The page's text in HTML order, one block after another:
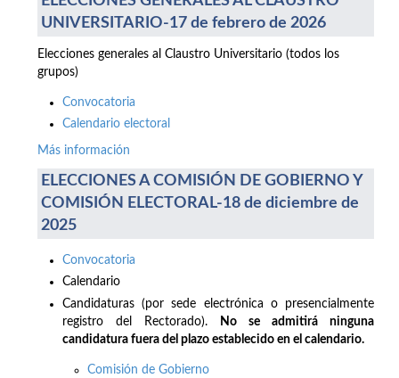
UNIVERSITARIO-17 de febrero de 2026
Elecciones generales al Claustro Universitario (todos los
grupos)
Convocatoria
Calendario electoral
Más información
ELECCIONES A COMISIÓN DE GOBIERNO Y
COMISIÓN ELECTORAL-18 de diciembre de
2025
Convocatoria
Calendario
Candidaturas (por sede electrónica o presencialmente
registro del Rectorado).
No se admitirá ninguna
candidatura fuera del plazo establecido en el calendario.
Comisión de Gobierno